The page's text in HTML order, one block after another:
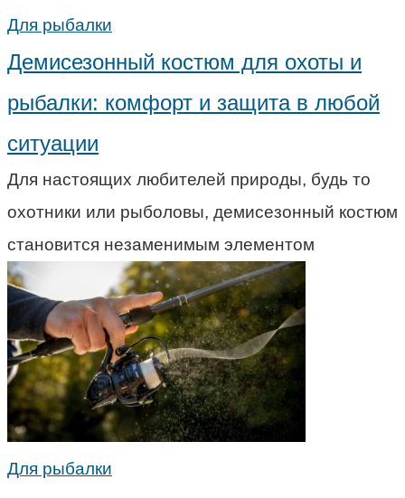
Для рыбалки
Демисезонный костюм для охоты и
рыбалки: комфорт и защита в любой
ситуации
Для настоящих любителей природы, будь то
охотники или рыболовы, демисезонный костюм
становится незаменимым элементом
Для рыбалки